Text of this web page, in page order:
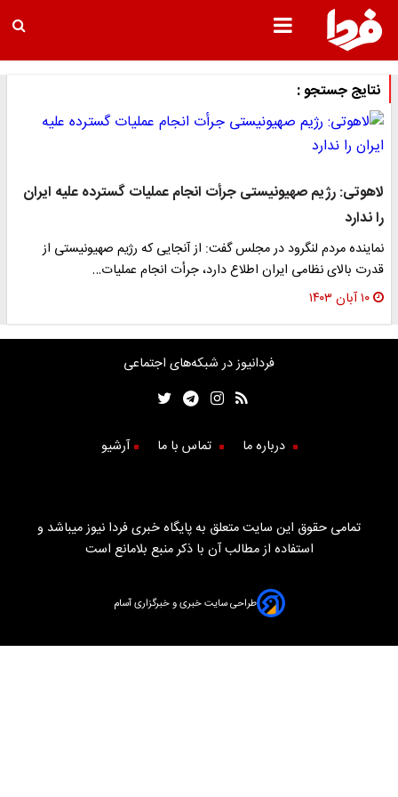
نتایج جستجو :
لاهوتی: رژیم صهیونیستی جرأت انجام عملیات گسترده علیه ایران
را ندارد
نماینده مردم لنگرود در مجلس گفت: از آنجایی که رژیم صهیونیستی از
قدرت بالای نظامی ایران اطلاع دارد، جرأت انجام عملیات…
۱۰ آبان ۱۴۰۳
فردانیوز در شبکه‌های اجتماعی
درباره ما تماس با ما آرشیو
تمامی حقوق این سایت متعلق به پایگاه خبری فردا نیوز میباشد و
استفاده از مطالب آن با ذکر منبع بلامانع است
طراحی سایت خبری و خبرگزاری آسام